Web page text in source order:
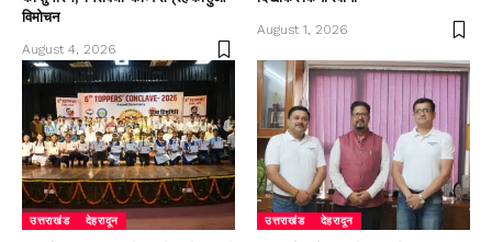
विमोचन
August 4, 2026
August 1, 2026
उत्तराखंड देहरादून उत्तराखंड देहरादून